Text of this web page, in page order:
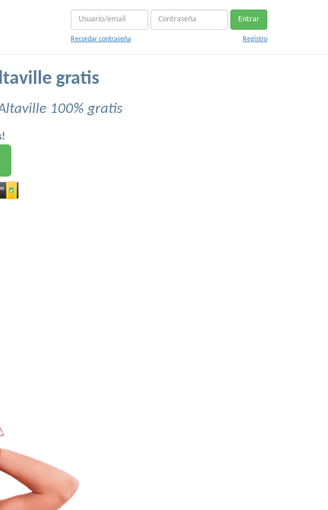
Entrar
Recordar contraseña Registro
gratis
100% gratis